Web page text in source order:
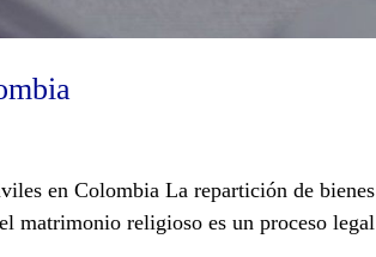
en Colombia La repartición de bienes
matrimonio religioso es un proceso legal